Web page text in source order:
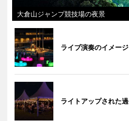
大倉山ジャンプ競技場の夜景
ライブ演奏のイメージ
ライトアップされた